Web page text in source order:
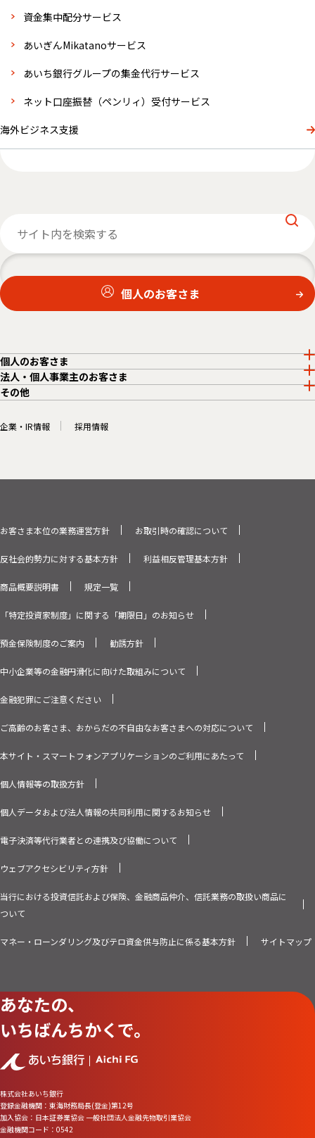
資金集中配分サービス
あいぎんMikatanoサービス
あいち銀行グループの集金代行サービス
ネット口座振替（ペンリィ）受付サービス
海外ビジネス支援
個人のお客さま
個人のお客さま
法人・個人事業主のお客さま
その他
あなたの、
いちばんちかくで。
株式会社あいち銀行
登録金融機関：東海財務局長(登金)第12号
加入協会：日本証券業協会 一般社団法人金融先物取引業協会
金融機関コード：0542
企業・IR情報 採用情報
お客さま本位の業務運営方針 お取引時の確認について
反社会的勢力に対する基本方針 利益相反管理基本方針
商品概要説明書 規定一覧
「特定投資家制度」に関する「期限日」のお知らせ
預金保険制度のご案内 勧誘方針
中小企業等の金融円滑化に向けた取組みについて
金融犯罪にご注意ください
ご高齢のお客さま、おからだの不自由なお客さまへの対応について
本サイト・スマートフォンアプリケーションのご利用にあたって
個人情報等の取扱方針
個人データおよび法人情報の共同利用に関するお知らせ
電子決済等代行業者との連携及び協働について
ウェブアクセシビリティ方針
当行における投資信託および保険、金融商品仲介、信託業務の取扱い商品に
ついて
マネー・ローンダリング及びテロ資金供与防止に係る基本方針 サイトマップ